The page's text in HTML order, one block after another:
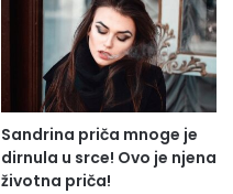
Sandrina priča mnoge je
dirnula u srce! Ovo je njena
životna priča!